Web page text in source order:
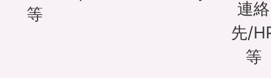
等
連絡
先/
等